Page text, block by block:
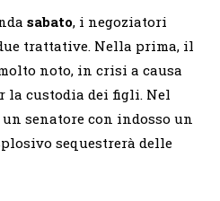
sabato, i negoziatori
trattative. Nella prima, il
noto, in crisi a causa
la custodia dei figli. Nel
senatore con indosso un
sequestrerà delle